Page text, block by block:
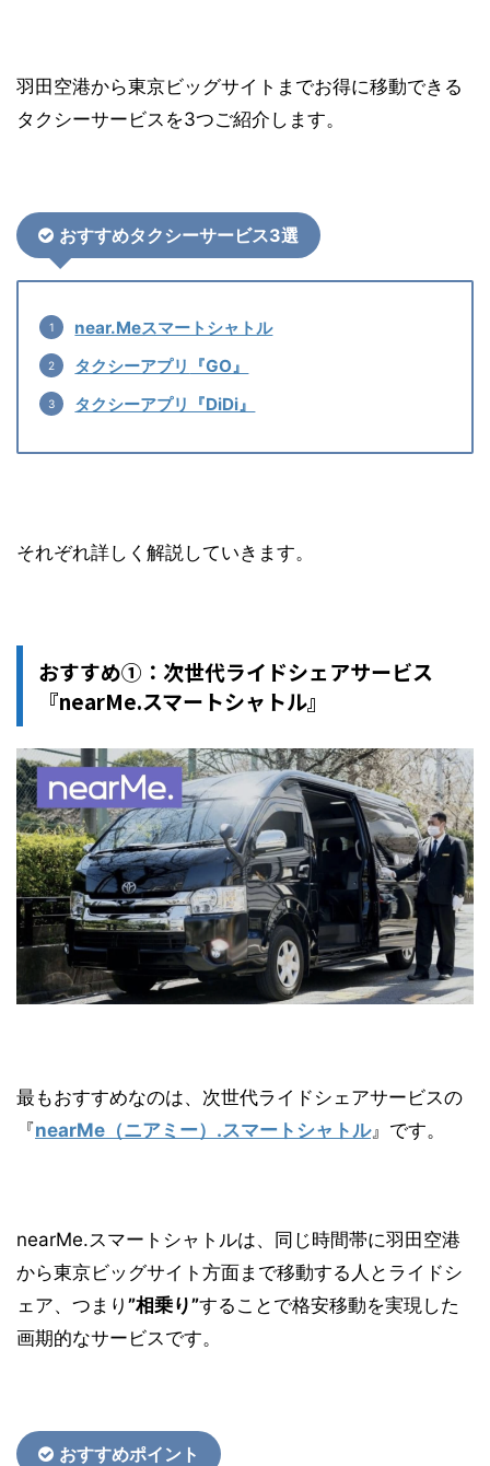
羽田空港から東京ビッグサイトまでお得に移動できる
タクシーサービスを3つご紹介します。
おすすめタクシーサービス3選
near.Meスマートシャトル
タクシーアプリ
『GO』
タクシーアプリ『DiDi』
それぞれ詳しく解説していきます。
おすすめ①：次世代ライドシェアサービス
『nearMe.スマートシャトル』
最もおすすめなのは、次世代ライドシェアサービスの
『nearMe（ニアミー）.スマートシャトル』です。
nearMe.スマートシャトルは、同じ時間帯に羽田空港
から東京ビッグサイト方面まで移動する人とライドシ
ェア、つまり ”相乗り”することで格安移動を実現した
画期的なサービスです。
おすすめポイント